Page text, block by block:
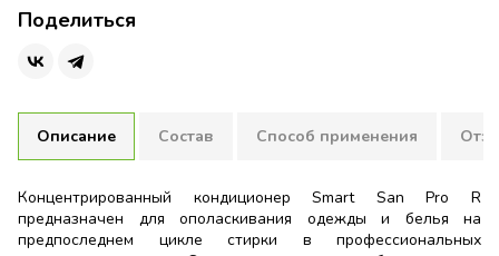
Поделиться
Описание Состав Способ применения
Концентрированный кондиционер Smart San Pro R
предназначен для ополаскивания одежды и белья на
предпоследнем цикле стирки в профессиональных